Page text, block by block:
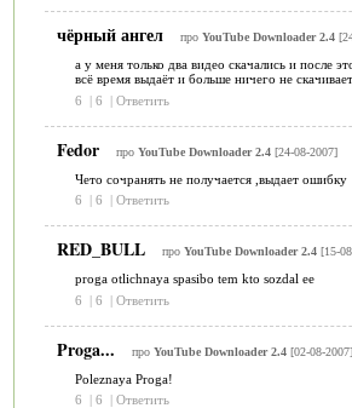
чёрный ангел про YouTube Downloader 2.4
а у меня только два видео скачались и после
всё время выдаёт и больше ничего не
6
| 6 | Ответить
Fedor про YouTube Downloader 2.4[24-08-2007]
Чето сочранять не получается ,выдает ошибку
6
| 6 | Ответить
RED_BULL про YouTube Downloader 2.4[15-
proga otlichnaya spasibo tem kto sozdal ee
6
| 6 | Ответить
Proga... про YouTube Downloader 2.4[02-08-2007]
Poleznaya Proga!
6
| 6 | Ответить